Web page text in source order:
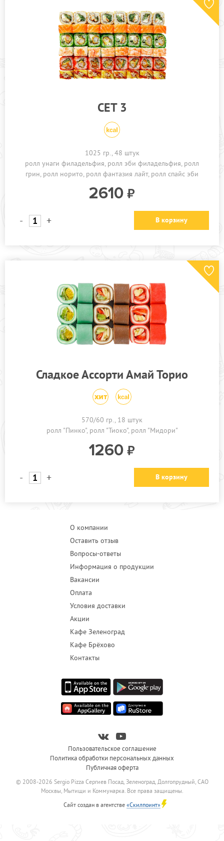
СЕТ 3
1025 гр., 48 штук
ролл унаги филадельфия ролл эби филадельфия ролл
грин ролл норито ролл фантазия лайт ролл спайс эби
2610
- + В корзину
Сладкое Ассорти Амай Торио
570/60 гр., 18 штук
ролл "Пинко" ролл "Тиоко" ролл "Мидори"
1260
- + В корзину
О компании
Оставить отзыв
Вопросы-ответы
Информация о продукции
Вакансии
Оплата
Условия доставки
Акции
Кафе Зеленоград
Кафе Брёхово
Контакты
Пользовательское соглашение
Политика обработки персональных данных
Публичная оферта
© 2008-2026 Sergio Pizza Сергиев Посад, Зеленоград, Долгопрудный, САО
Москвы, Мытищи и Коммунарка. Все права защищены.
Сайт создан в агентстве «Скилпоинт»